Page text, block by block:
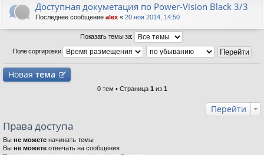
Доступная докуметация по Power-Vision Black 3/3
Последнее сообщение alex « 20 ноя 2014, 14:50
Показать темы за:
Поле сортировки
Новая тема
0 тем • Страница 1 из 1
Перейти
Права доступа
Вы не можете начинать темы
Вы не можете отвечать на сообщения